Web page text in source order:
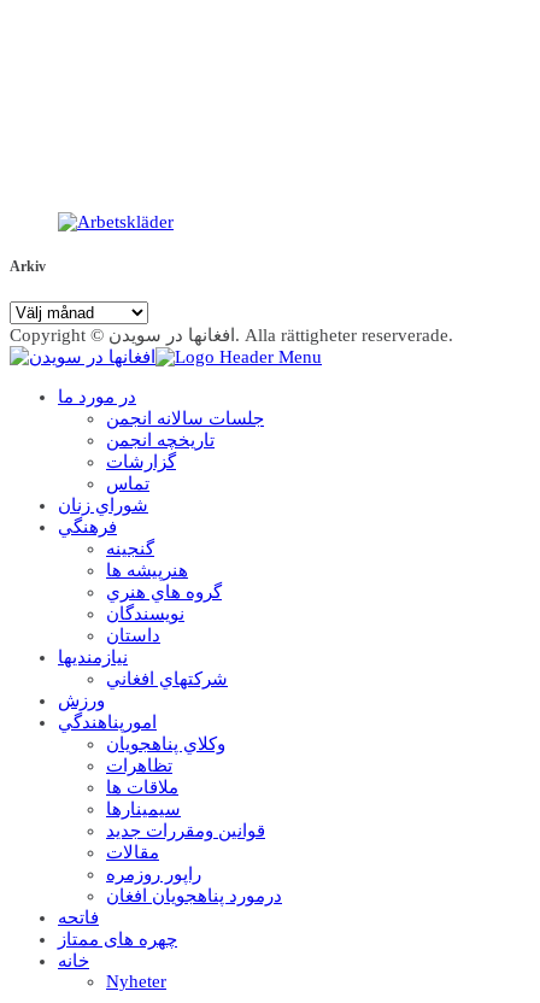
Arkiv
Arkiv
Copyright © افغانها در سویدن. Alla rättigheter reserverade.
در مورد ما
جلسات سالانه انجمن
تاریخچه انجمن
گزارشات
تماس
شوراي زنان
فرهنگي
گنجينه
هنرپيشه ها
گروه هاي هنري
نويسندگان
داستان
نيازمنديها
شرکتهاي افغاني
ورزش
امورپناهندگي
وکلاي پناهجويان
تظاهرات
ملاقات ها
سيمينارها
قوانين ومقررات جديد
مقالات
راپور روزمره
درمورد پناهجويان افغان
فاتحه
چهره های ممتاز
خانه
Nyheter